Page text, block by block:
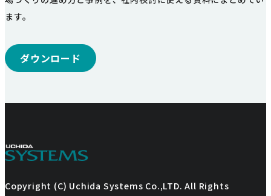
ます。
ダウンロード
Copyright (C) Uchida Systems Co.,LTD. All Rights